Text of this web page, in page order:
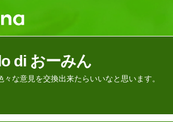
di おーみん
々な意見を交換出来たらいいなと思います。